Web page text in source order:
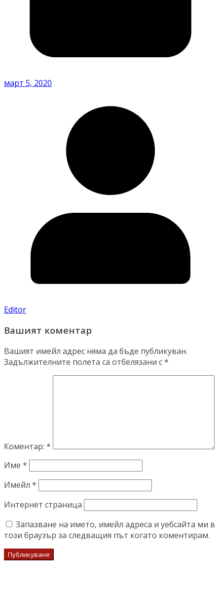
март 5, 2020
Editor
Вашият коментар
Вашият имейл адрес няма да бъде публикуван.
Задължителните полета са отбелязани с*
Коментар: *
Име *
Имейл *
Интернет страница
Запазване на името, имейл адреса и уебсайта ми в
този браузър за следващия път когато коментирам.